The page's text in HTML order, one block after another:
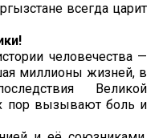
всегда царит
человечества —
миллионы жизней, в
Великой
пор вызывают боль и